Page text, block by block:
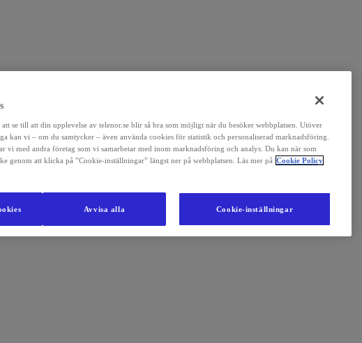
se till att din upplevelse av telenor.se blir så bra som möjligt när du besöker webbplatsen. Utöver
kan vi – om du samtycker – även använda cookies för statistik och personaliserad marknadsföring.
vi med andra företag som vi samarbetar med inom marknadsföring och analys. Du kan när som
genom att klicka på ”Cookie-inställningar” längst ner på webbplatsen. Läs mer på Cookie Policy
Cookie-inställningar
Avvisa alla